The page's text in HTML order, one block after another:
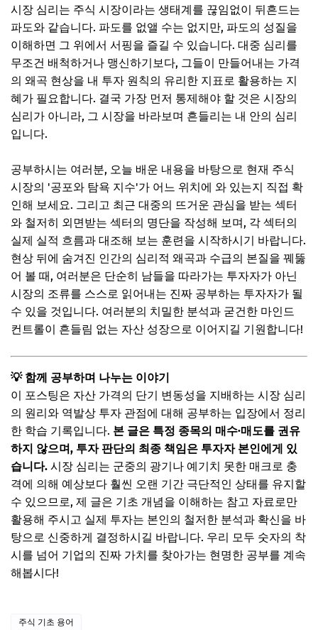
시장 심리는 주식 시장이라는 생태계를 끊임없이 뒤흔드는
파도와 같습니다. 파도를 없앨 수는 없지만, 파도의 성질을
이해하면 그 위에서 서핑을 즐길 수 있습니다. 대중 심리를
무조건 배척하거나 맹신하기보다, 그들이 만들어내는 가격
의 왜곡 현상을 내 투자 원칙의 유리한 지표로 활용하는 지
혜가 필요합니다. 결국 가장 먼저 통제해야 할 것은 시장의
심리가 아니라, 그 시장을 바라보며 흔들리는 내 안의 심리
입니다.
공부하시는 여러분, 오늘 배운 내용을 바탕으로 현재 주식
시장의 '공포와 탐욕 지수'가 어느 위치에 와 있는지 직접 확
인해 보세요. 그리고 최근 대중의 뜨거운 관심을 받는 섹터
와 철저히 외면받는 섹터의 명단을 작성해 보며, 각 섹터의
실제 실적 흐름과 대조해 보는 훈련을 시작하시기 바랍니다.
현상 뒤에 숨겨진 인간의 심리적 왜곡과 수급의 본질을 꿰뚫
어 볼 때, 여러분은 단순히 남들을 따라가는 투자자가 아닌
시장의 조류를 스스로 읽어내는 진짜 공부하는 투자자가 될
수 있을 것입니다. 여러분의 치밀한 분석과 굳건한 마인드
컨트롤이 흔들림 없는 자산 성장으로 이어지길 기원합니다!
💡 함께 공부하며 나누는 이야기
이 포스팅은 자산 가격의 단기 변동성을 지배하는 시장 심리
의 원리와 역발상 투자 관점에 대해 공부하는 입장에서 정리
한 학습 기록입니다. 본 글은 특정 종목의 매수·매도를 권유
하지 않으며, 투자 판단의 최종 책임은 투자자 본인에게 있
습니다. 시장 심리는 군중의 광기나 예기치 못한 매크로 충
격에 의해 예상보다 훨씬 오랜 기간 극단적인 상태를 유지할
수 있으므로, 제 글은 기초 개념을 이해하는 참고 자료로만
활용해 주시고 실제 투자는 본인의 철저한 분석과 확신을 바
탕으로 신중하게 결정하시길 바랍니다. 우리 모두 숫자의 착
시를 넘어 기업의 진짜 가치를 찾아가는 현명한 공부를 계속
해봅시다!
주식 기초 용어